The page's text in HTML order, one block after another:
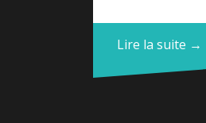
Lire la suite →